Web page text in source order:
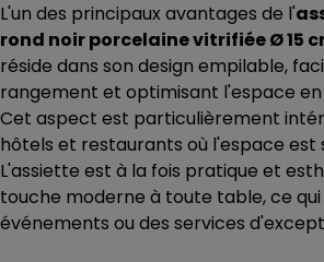
L'un des principaux avantages de l'
rond noir porcelaine vitrifiée Ø 15
réside dans son design empilable,
rangement et optimisant l'espace en
Cet aspect est particulièrement
hôtels et restaurants où l'espace est
L'assiette est à la fois pratique et
touche moderne à toute table, ce
événements ou des services